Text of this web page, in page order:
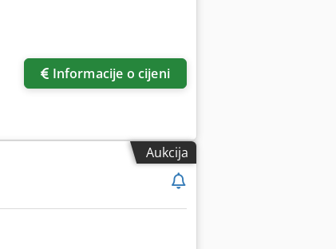
Informacije o cijeni
Aukcija